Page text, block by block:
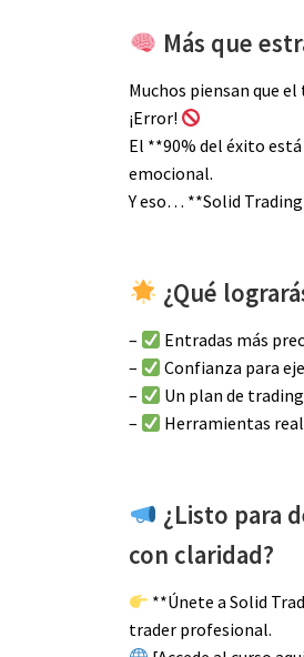
Más que
Muchos piensan que
¡Error!
El **90% del éxito
emocional.
Y eso… **Solid
¿Qué
–
Entradas más
–
Confianza para
–
Un plan de
–
Herramientas
¿Listo para
con claridad?
**Únete a Solid
trader profesional.